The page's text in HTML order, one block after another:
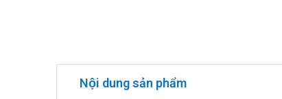
Nội dung sản phẩm